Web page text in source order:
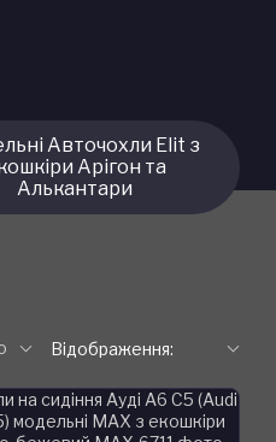
Авточохли Elit з
Арігон та
Алькантари
Відображення: